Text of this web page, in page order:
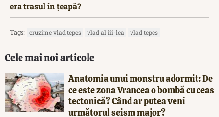
era trasul în țeapă?
Tags: cruzime vlad tepes vlad al iii-lea vlad tepes
Cele mai noi articole
Anatomia unui monstru adormit: De
ce este zona Vrancea o bombă cu ceas
tectonică? Când ar putea veni
următorul seism major?